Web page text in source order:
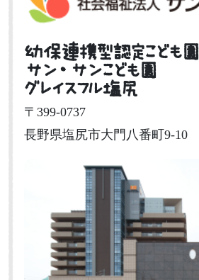
幼保連携型認定こども園
サン・サンこども園
グレイスフル塩尻
〒399-0737
長野県塩尻市大門八番町9-10